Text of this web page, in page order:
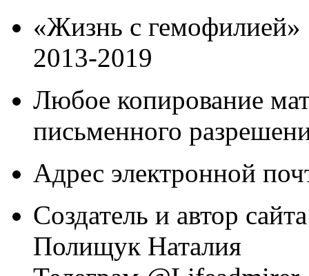
«Жизнь с гемофилией»
2013-2019
Любое копирование
письменного
Адрес электронной
Создатель и автор сайта
Полищук Наталия